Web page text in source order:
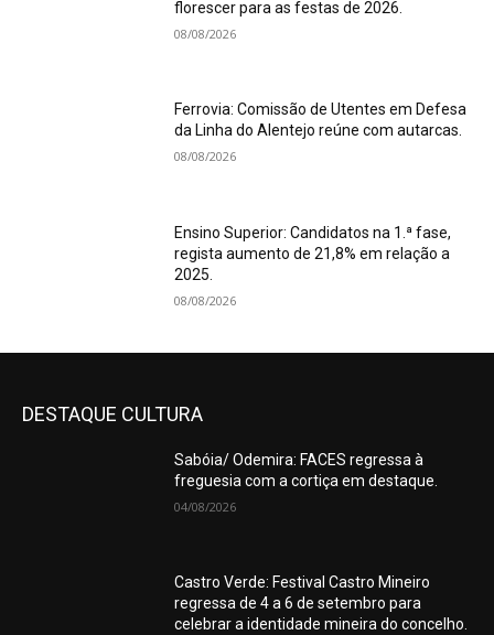
florescer para as festas de 2026.
08/08/2026
Ferrovia: Comissão de Utentes em Defesa
da Linha do Alentejo reúne com autarcas.
08/08/2026
Ensino Superior: Candidatos na 1.ª fase,
regista aumento de 21,8% em relação a
2025.
08/08/2026
DESTAQUE CULTURA
Sabóia/ Odemira: FACES regressa à
freguesia com a cortiça em destaque.
04/08/2026
Castro Verde: Festival Castro Mineiro
regressa de 4 a 6 de setembro para
celebrar a identidade mineira do concelho.